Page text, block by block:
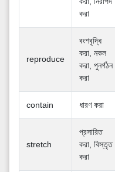
করা
reproduce
বংশবৃদ্ধি
করা, নকল
করা, পুনর্গঠন
করা
contain ধারণ করা
stretch
প্রসারিত
করা, বিস্তৃত
করা